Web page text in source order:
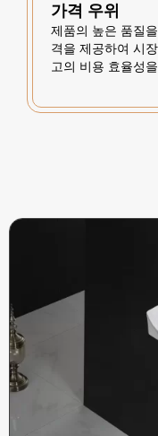
가격 우위
제품의 높은 품질
격을 제공하여 시
고의 비용 효율성